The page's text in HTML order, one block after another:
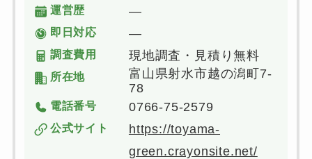
運営歴 ―
即日対応 ―
調査費用 現地調査・見積り無料
所在地
富山県射水市越の潟町7-
78
電話番号 0766-75-2579
公式サイト
https://toyama-
green.crayonsite.net/